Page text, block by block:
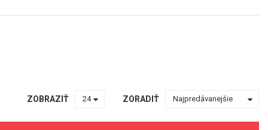
ZOBRAZIŤ ZORADIŤ